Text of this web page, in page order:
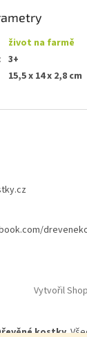
život na farmě
: 3+
15,5 x 14 x 2,8 cm
Vytvořil
kostky.